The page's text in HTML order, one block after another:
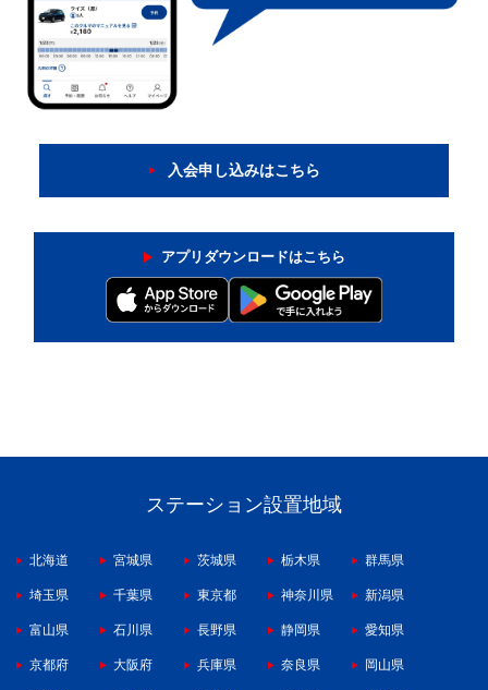
入会申し込みはこちら
アプリダウンロードはこちら
ステーション設置地域
北海道 宮城県 茨城県 栃木県 群馬県
埼玉県 千葉県 東京都 神奈川県 新潟県
富山県 石川県 長野県 静岡県 愛知県
京都府 大阪府 兵庫県 奈良県 岡山県